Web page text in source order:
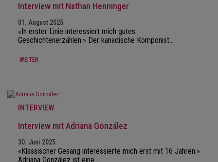
Interview mit Nathan Henninger
01. August 2025
«In erster Linie interessiert mich gutes
Geschichtenerzählen.» Der kanadische Komponist…
WEITER
INTERVIEW
Interview mit Adriana González
30. Juni 2025
«Klassischer Gesang interessierte mich erst mit 16 Jahren.»
Adriana González ist eine…